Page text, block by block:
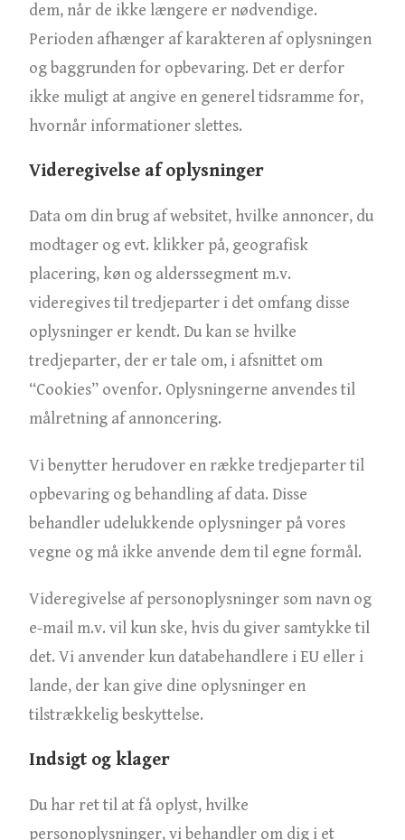
dem, når de ikke længere er nødvendige.
Perioden afhænger af karakteren af oplysningen
og baggrunden for opbevaring. Det er derfor
ikke muligt at angive en generel tidsramme for,
hvornår informationer slettes.
Videregivelse af oplysninger
Data om din brug af websitet, hvilke annoncer, du
modtager og evt. klikker på, geografisk
placering, køn og alderssegment m.v.
videregives til tredjeparter i det omfang disse
oplysninger er kendt. Du kan se hvilke
tredjeparter, der er tale om, i afsnittet om
“Cookies” ovenfor. Oplysningerne anvendes til
målretning af annoncering.
Vi benytter herudover en række tredjeparter til
opbevaring og behandling af data. Disse
behandler udelukkende oplysninger på vores
vegne og må ikke anvende dem til egne formål.
Videregivelse af personoplysninger som navn og
e-mail m.v. vil kun ske, hvis du giver samtykke til
det. Vi anvender kun databehandlere i EU eller i
lande, der kan give dine oplysninger en
tilstrækkelig beskyttelse.
Indsigt og klager
Du har ret til at få oplyst, hvilke
personoplysninger, vi behandler om dig i et